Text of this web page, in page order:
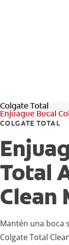
Colgate Total
Enjuague Bucal
COLGATE TOTAL
Total
Clean
Mantén una boca
Colgate Total